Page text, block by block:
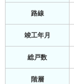
路線
竣工年月
総戸数
階層